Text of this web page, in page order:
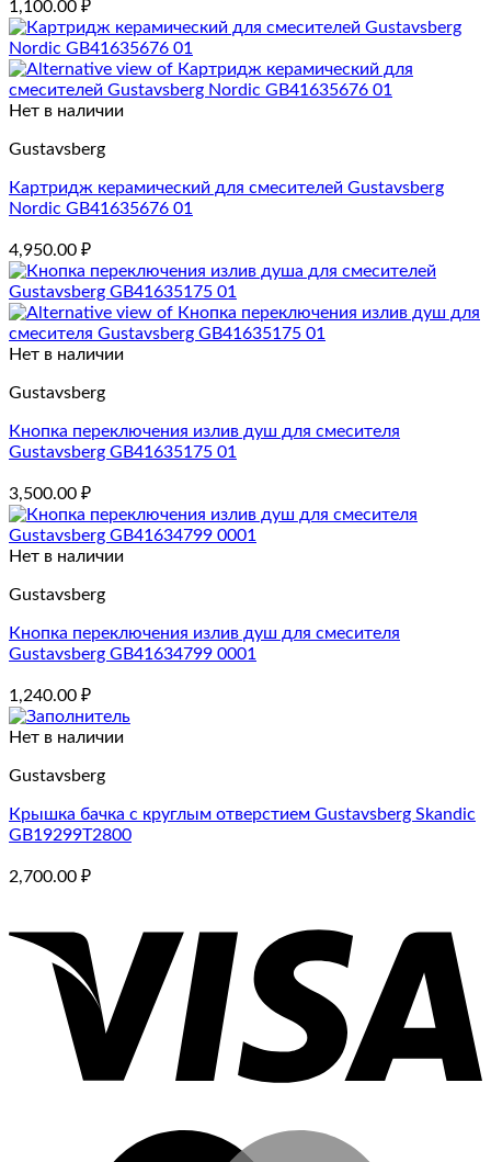
1,100.00 ₽
Нет в наличии
Gustavsberg
Картридж керамический для смесителей Gustavsberg
Nordic GB41635676 01
4,950.00 ₽
Нет в наличии
Gustavsberg
Кнопка переключения излив душ для смесителя
Gustavsberg GB41635175 01
3,500.00 ₽
Нет в наличии
Gustavsberg
Кнопка переключения излив душ для смесителя
Gustavsberg GB41634799 0001
1,240.00 ₽
Нет в наличии
Gustavsberg
Крышка бачка с круглым отверстием Gustavsberg Skandic
GB19299T2800
2,700.00 ₽